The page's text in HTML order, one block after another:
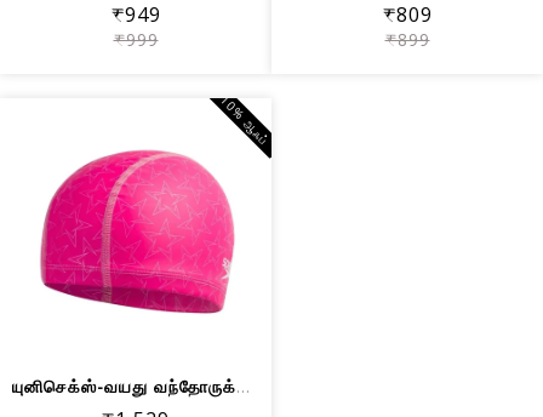
₹949
₹999
₹809
₹899
யுனிசெக்ஸ்-வயது வந்தோருக்கான ஸ்பீடோ ப...
10% ஆஃப்